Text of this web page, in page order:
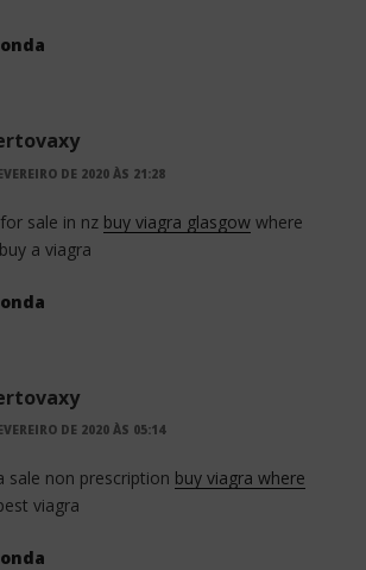
DE 2020 ÀS 21:28
sale in nz buy viagra glasgow where
a viagra
DE 2020 ÀS 05:14
sale non prescription buy viagra where
viagra